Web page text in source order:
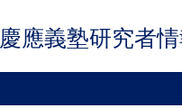
慶應義塾研究者